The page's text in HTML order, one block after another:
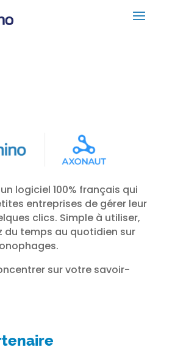
logiciel 100% français qui
entreprises de gérer leur
clics. Simple à utiliser,
du temps au quotidien sur
sur votre savoir-